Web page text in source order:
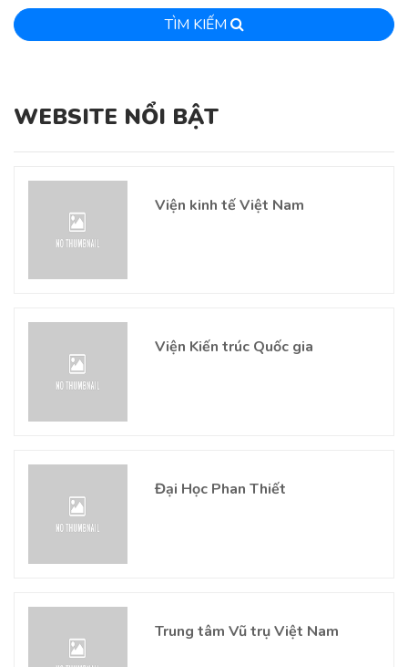
TÌM KIẾM
WEBSITE NỔI BẬT
Viện kinh tế Việt Nam
Viện Kiến trúc Quốc gia
Đại Học Phan Thiết
Trung tâm Vũ trụ Việt Nam